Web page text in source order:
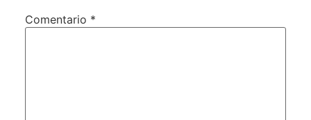
Comentario *